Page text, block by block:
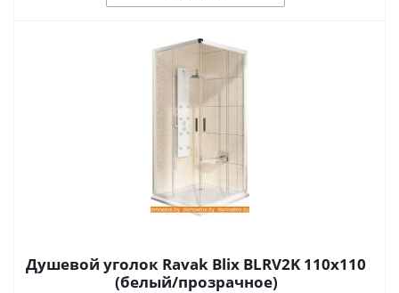
Душевой уголок Ravak Blix BLRV2K 110x110
(белый/прозрачное)